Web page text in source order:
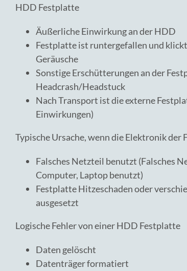
HDD Festplatte
Äußerliche Einwirkung an der HDD
Festplatte ist runtergefallen und
Geräusche
Sonstige Erschütterungen an der
Headcrash/Headstuck
Nach Transport ist die externe
Einwirkungen)
Typische Ursache, wenn die Elektronik der
Falsches Netzteil benutzt (Falsches
Computer, Laptop benutzt)
Festplatte Hitzeschaden oder
ausgesetzt
Logische Fehler von einer HDD Festplatte
Daten gelöscht
Datenträger formatiert